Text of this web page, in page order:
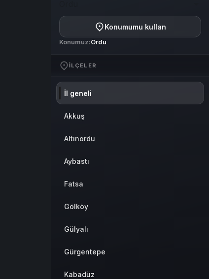
Konumumu kullan
Konumuz:Ordu
İLÇELER
İl geneli
Akkuş
Altınordu
Aybastı
Fatsa
Gölköy
Gülyalı
Gürgentepe
Kabadüz